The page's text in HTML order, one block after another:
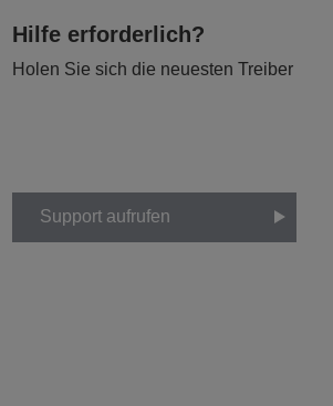
Hilfe erforderlich?
Holen Sie sich die neuesten Treiber
Support aufrufen